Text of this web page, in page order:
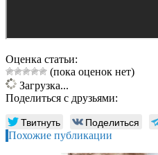
Оценка статьи:
(пока оценок нет)
Загрузка...
Поделиться с друзьями:
Твитнуть Поделиться
Похожие публикации